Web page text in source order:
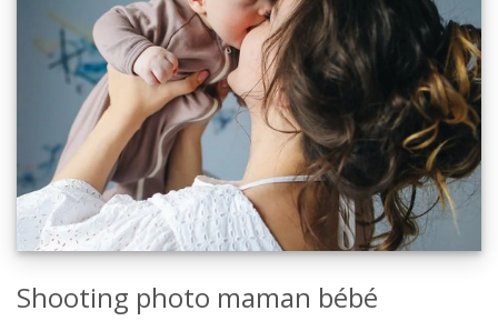
Shooting photo maman bébé